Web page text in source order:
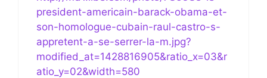
president-americain-barack-obama-et-
son-homologue-cubain-raul-castro-s-
appretent-a-se-serrer-la-m.jpg?
modified_at=1428816905&ratio_x=03&r
atio_y=02&width=580